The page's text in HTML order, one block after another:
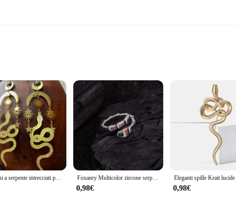
and functionality. The intricate serpentine design, crafted from the lustrous
that can be paired with a variety of outfits, from casual to formal attire. Its
durable construction ensures that it withstands the test of time, making it an
IN LABRADORITE pendant will complement your ensemble, adding a
it a practical choice for everyday wear.
Orecchini a serpente intrecciati pazzi per la personalità delle donne orecchini pendenti lunghi in metallo Color oro con stella e luna gioielli classici Foxanry Multicolor zircone serpente anello con polsino geometrico per le donne coppie Vintage Trendy personalità creativa regali di gioielli di compleanno
0,98€ 0,98€